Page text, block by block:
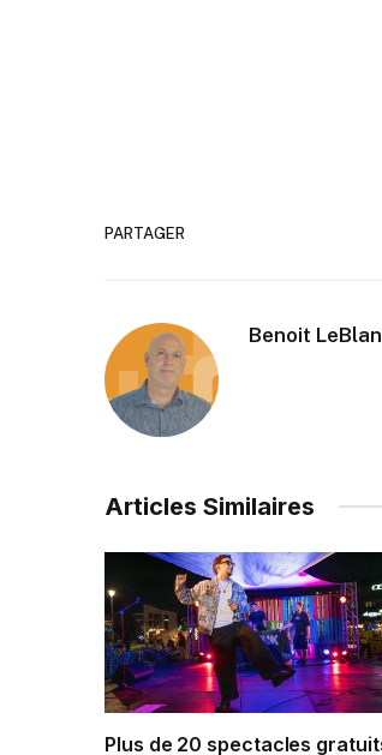
PARTAGER
Benoit
Articles Similaires
Plus de 20 spectacles